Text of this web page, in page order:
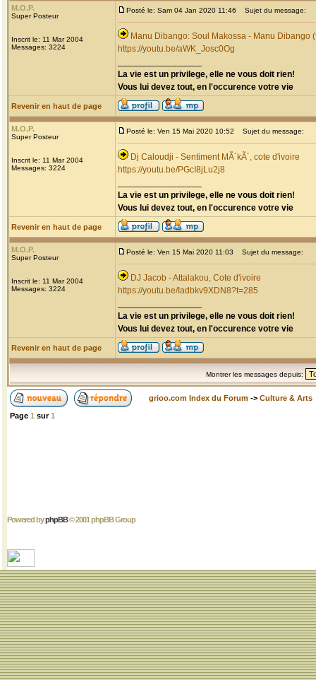
M.O.P.
Super Posteur
Inscrit le: 11 Mar 2004
Messages: 3224
Posté le: Sam 04 Jan 2020 11:46 Sujet du message:
Manu Dibango: Soul Makossa - Manu Dibango
https://youtu.be/aWK_Josc0Og
La vie est un privilege, elle ne vous doit rien!
Vous lui devez tout, en l'occurence votre vie
Revenir en haut de page
M.O.P.
Super Posteur
Inscrit le: 11 Mar 2004
Messages: 3224
Posté le: Ven 15 Mai 2020 10:52 Sujet du message:
Dj Caloudji - Sentiment MÃ´kÃ´, cote d'ivoire
https://youtu.be/PGcI8jLu2j8
La vie est un privilege, elle ne vous doit rien!
Vous lui devez tout, en l'occurence votre vie
Revenir en haut de page
M.O.P.
Super Posteur
Inscrit le: 11 Mar 2004
Messages: 3224
Posté le: Ven 15 Mai 2020 11:03 Sujet du message:
DJ Jacob - Attalakou, Cote d'ivoire
https://youtu.be/Iadbkv9XDN8?t=285
La vie est un privilege, elle ne vous doit rien!
Vous lui devez tout, en l'occurence votre vie
Revenir en haut de page
Montrer les messages depuis:
grioo.com Index du Forum -> Culture & Arts
Page 1 sur1
Powered byphpBB© 2001 phpBB Group